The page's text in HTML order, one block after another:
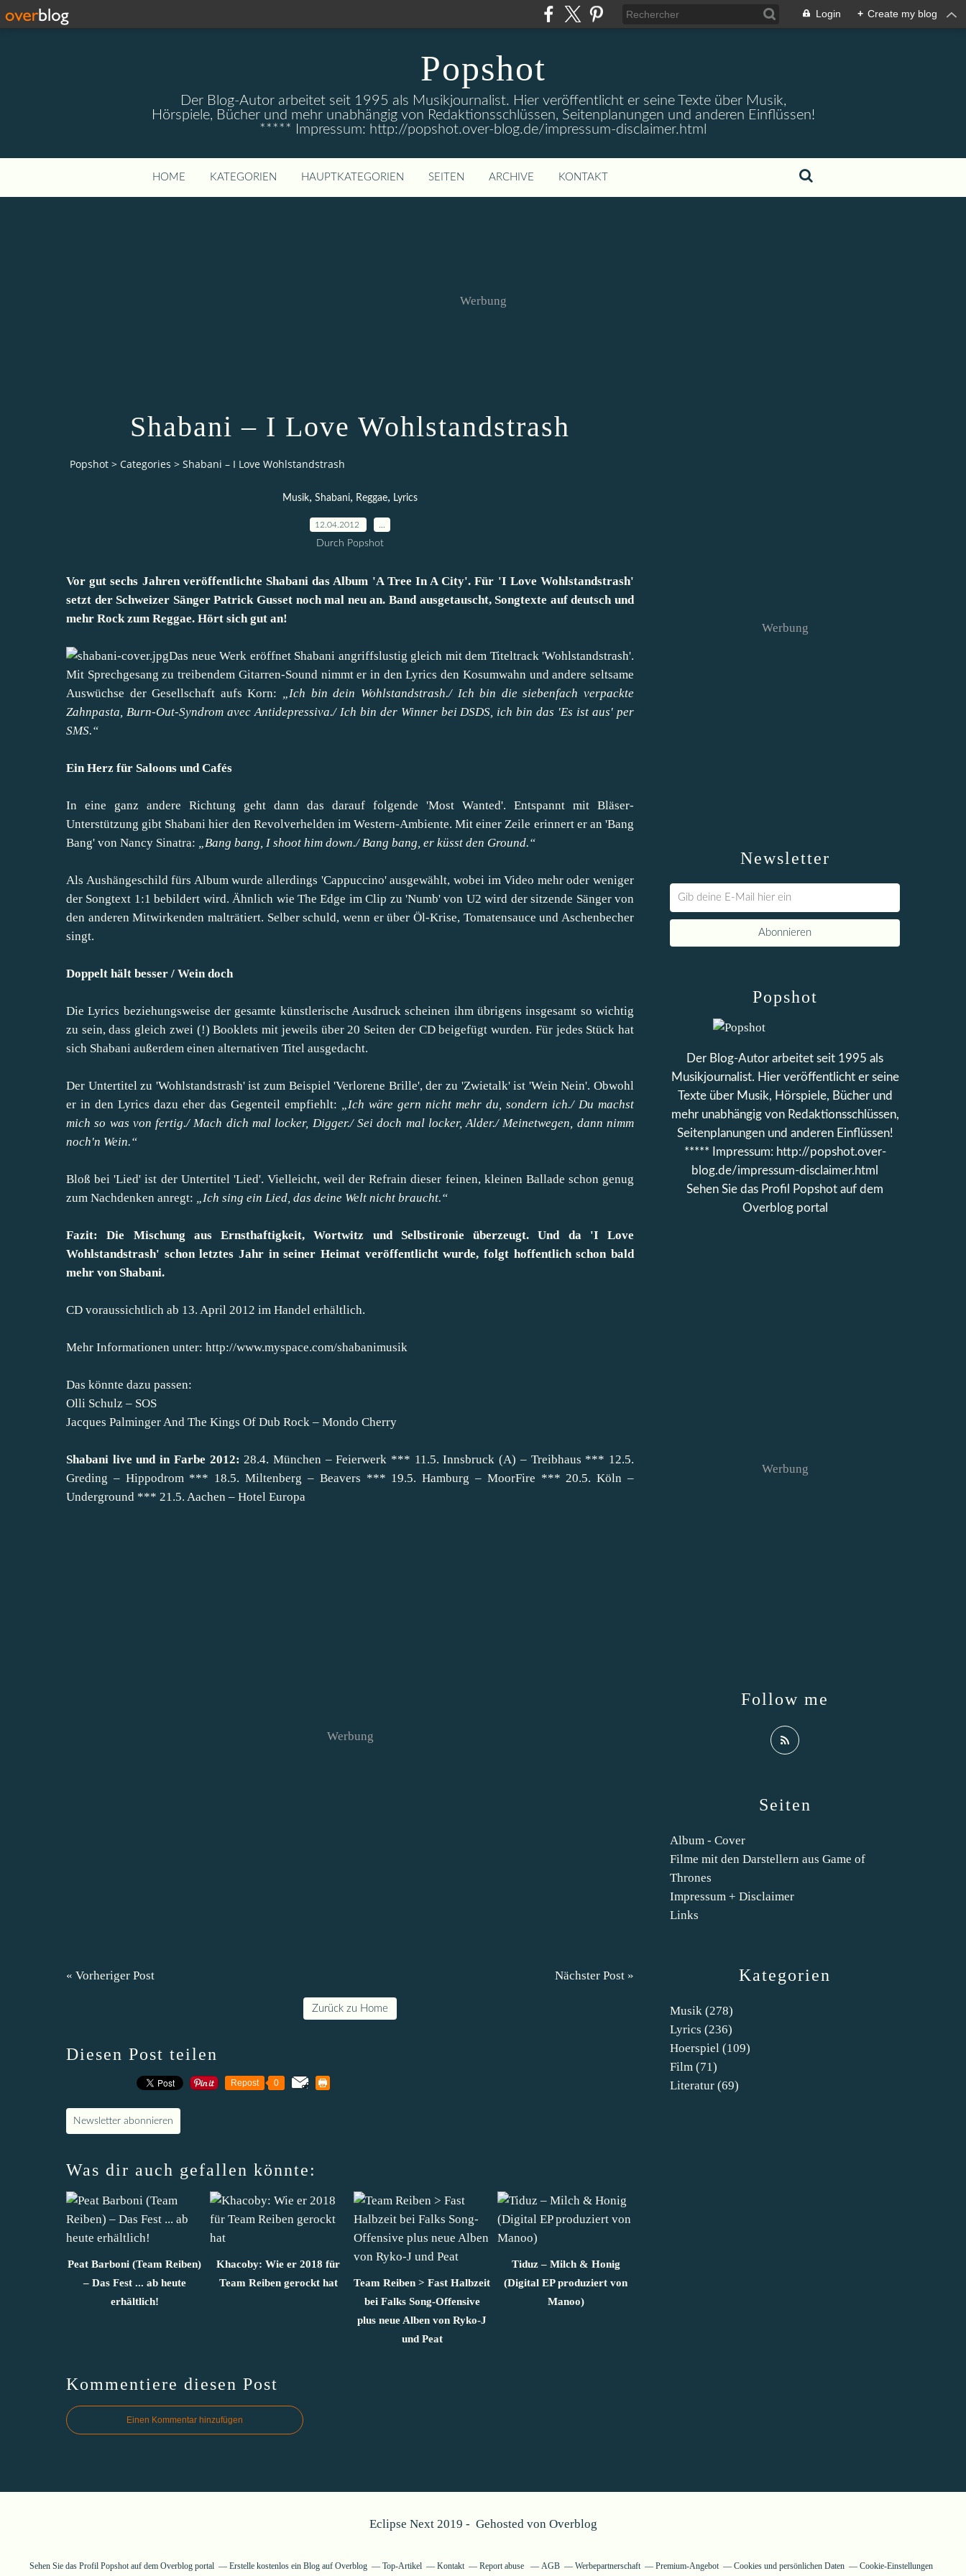
Login + Create my blog
Popshot
Der Blog-Autor arbeitet seit 1995 als Musikjournalist. Hier veröffentlicht er seine Texte über Musik,
Hörspiele, Bücher und mehr unabhängig von Redaktionsschlüssen, Seitenplanungen und anderen Einflüssen!
***** Impressum: http://popshot.over-blog.de/impressum-disclaimer.html
HOME KATEGORIEN HAUPTKATEGORIEN SEITEN ARCHIVE KONTAKT
Werbung
Shabani – I Love Wohlstandstrash
Popshot > Categories > Shabani – I Love Wohlstandstrash
Musik, Shabani, Reggae, Lyrics
12.04.2012
Durch Popshot
Vor gut sechs Jahren veröffentlichte Shabani das Album 'A Tree In A City'. Für 'I Love Wohlstandstrash'
setzt der Schweizer Sänger Patrick Gusset noch mal neu an. Band ausgetauscht, Songtexte auf deutsch und
mehr Rock zum Reggae. Hört sich gut an!
Das neue Werk eröffnet Shabani angriffslustig gleich mit dem Titeltrack 'Wohlstandstrash'.
Mit Sprechgesang zu treibendem Gitarren-Sound nimmt er in den Lyrics den Kosumwahn und andere seltsame
Auswüchse der Gesellschaft aufs Korn:
„Ich bin dein Wohlstandstrash./ Ich bin die siebenfach verpackte
Zahnpasta, Burn-Out-Syndrom avec Antidepressiva./ Ich bin der Winner bei DSDS, ich bin das 'Es ist aus' per
SMS.“
Ein Herz für Saloons und Cafés
In eine ganz andere Richtung geht dann das darauf folgende 'Most Wanted'. Entspannt mit Bläser-
Unterstützung gibt Shabani hier den Revolverhelden im Western-Ambiente. Mit einer Zeile erinnert er an 'Bang
Bang' von Nancy Sinatra:
„Bang bang, I shoot him down./ Bang bang, er küsst den Ground.“
Als Aushängeschild fürs Album wurde allerdings 'Cappuccino' ausgewählt, wobei im Video mehr oder weniger
der Songtext 1:1 bebildert wird. Ähnlich wie The Edge im Clip zu 'Numb' von U2 wird der sitzende Sänger von
den anderen Mitwirkenden malträtiert. Selber schuld, wenn er über Öl-Krise, Tomatensauce und Aschenbecher
singt.
Doppelt hält besser / Wein doch
Die Lyrics beziehungsweise der gesamte künstlerische Ausdruck scheinen ihm übrigens insgesamt so wichtig
zu sein, dass gleich zwei (!) Booklets mit jeweils über 20 Seiten der CD beigefügt wurden. Für jedes Stück hat
sich Shabani außerdem einen alternativen Titel ausgedacht.
Der Untertitel zu 'Wohlstandstrash' ist zum Beispiel 'Verlorene Brille', der zu 'Zwietalk' ist 'Wein Nein'. Obwohl
er in den Lyrics dazu eher das Gegenteil empfiehlt:
„Ich wäre gern nicht mehr du, sondern ich./ Du machst
mich so was von fertig./ Mach dich mal locker, Digger./ Sei doch mal locker, Alder./ Meinetwegen, dann nimm
noch'n Wein.“
Bloß bei 'Lied' ist der Untertitel 'Lied'. Vielleicht, weil der Refrain dieser feinen, kleinen Ballade schon genug
zum Nachdenken anregt:
„Ich sing ein Lied, das deine Welt nicht braucht.“
Fazit: Die Mischung aus Ernsthaftigkeit, Wortwitz und Selbstironie überzeugt. Und da 'I Love
Wohlstandstrash' schon letztes Jahr in seiner Heimat veröffentlicht wurde, folgt hoffentlich schon bald
mehr von Shabani.
CD voraussichtlich ab 13. April 2012 im Handel erhältlich.
Mehr Informationen unter: http://www.myspace.com/shabanimusik
Das könnte dazu passen:
Olli Schulz – SOS
Jacques Palminger And The Kings Of Dub Rock – Mondo Cherry
Shabani live und in Farbe 2012: 28.4. München – Feierwerk *** 11.5. Innsbruck (A) – Treibhaus *** 12.5.
Greding – Hippodrom *** 18.5. Miltenberg – Beavers *** 19.5. Hamburg – MoorFire *** 20.5. Köln –
Underground *** 21.5. Aachen – Hotel Europa
Werbung
« Vorheriger Post Nächster Post »
Zurück zu Home
Diesen Post teilen
Repost 0
Newsletter abonnieren
Was dir auch gefallen könnte:
Peat Barboni (Team Reiben)
– Das Fest ... ab heute
erhältlich!
Khacoby: Wie er 2018 für
Team Reiben gerockt hat
Team Reiben > Fast Halbzeit
bei Falks Song-Offensive
plus neue Alben von Ryko-J
und Peat
Tiduz – Milch & Honig
(Digital EP produziert von
Manoo)
Kommentiere diesen Post
Einen Kommentar hinzufügen
Newsletter
Werbung
Kategorien
Musik (278)
Lyrics (236)
Hoerspiel (109)
Film (71)
Literatur (69)
Seiten
Album - Cover
Filme mit den Darstellern aus Game of
Thrones
Impressum + Disclaimer
Links
Popshot
Der Blog-Autor arbeitet seit 1995 als
Musikjournalist. Hier veröffentlicht er seine
Texte über Musik, Hörspiele, Bücher und
mehr unabhängig von Redaktionsschlüssen,
Seitenplanungen und anderen Einflüssen!
***** Impressum: http://popshot.over-
blog.de/impressum-disclaimer.html
Sehen Sie das Profil
Popshot auf dem
Overblog portal
Follow me
Werbung
Eclipse Next 2019 - Gehosted von Overblog
Sehen Sie das Profil Popshotauf dem Overblog portal Erstelle kostenlos ein Blog auf Overblog Top-Artikel Kontakt Report abuse AGB Werbepartnerschaft Premium-Angebot Cookies und persönlichen Daten Cookie-Einstellungen